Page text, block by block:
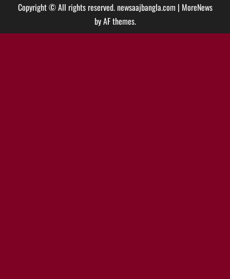
Copyright © All rights reserved. newsaajbangla.com | MoreNews
by AF themes.